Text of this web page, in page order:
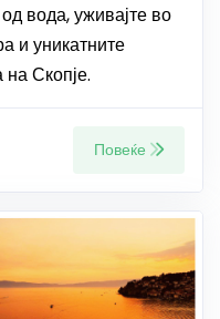
вода, уживајте во
и уникатните
Скопје.
Повеќе